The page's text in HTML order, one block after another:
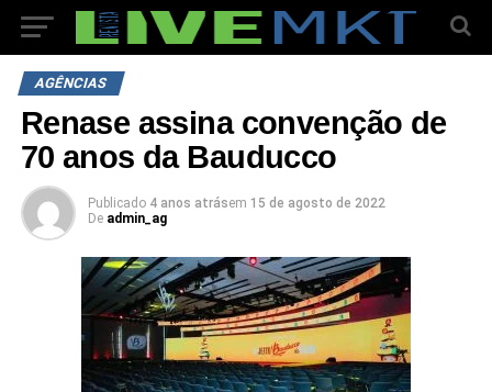
AGÊNCIAS
Renase assina convenção de
70 anos da Bauducco
Publicado 4 anos atrásem 15 de agosto de 2022
De admin_ag